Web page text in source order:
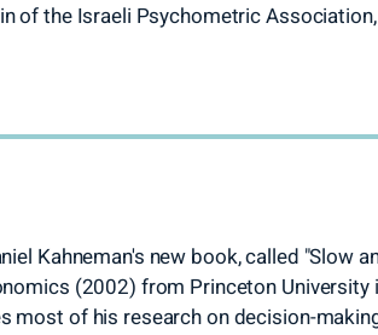
of the Israeli Psychometric
Kahneman's new book, called "Slow
(2002) from Princeton
most of his research on decision-